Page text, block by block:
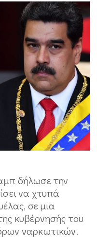
δήλωσε την
να χτυπά
σε μια
κυβέρνησής του
ναρκωτικών.